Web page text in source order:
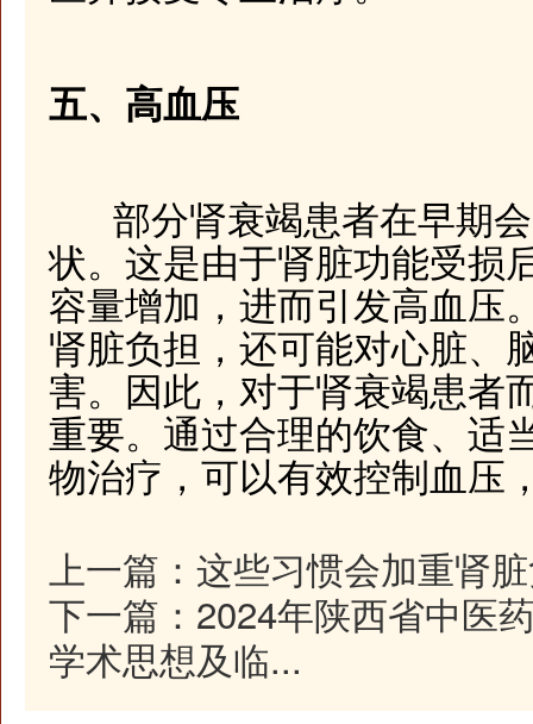
五、高血压
部分肾衰竭患者在早期
状。这是由于肾脏功能受损
容量增加，进而引发高血压
肾脏负担，还可能对心脏、
害。因此，对于肾衰竭患者
重要。通过合理的饮食、适
物治疗，可以有效控制血压
上一篇： 这些习惯会加重肾
下一篇： 2024年陕西省中医
学术思想及临...